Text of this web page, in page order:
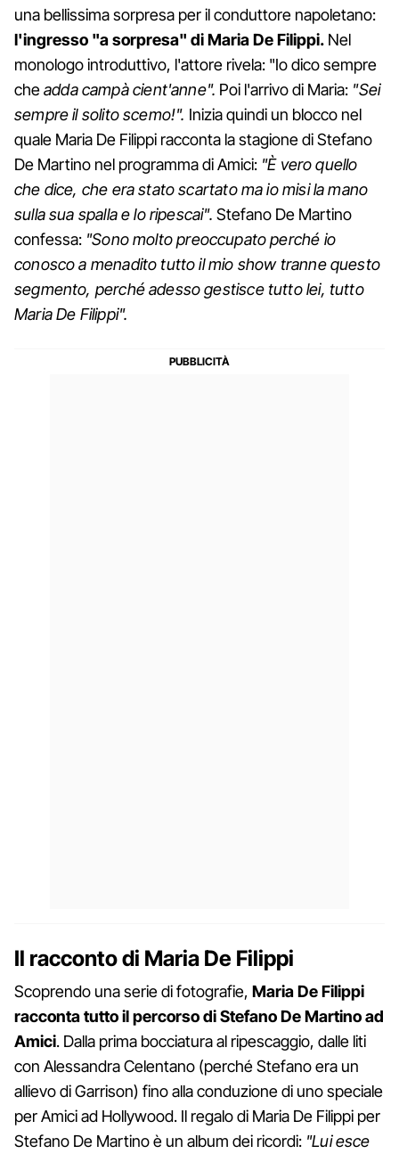
una bellissima sorpresa per il conduttore napoletano:
l'ingresso "a sorpresa" di Maria De Filippi. Nel
monologo introduttivo, l'attore rivela: "Io dico sempre
cheadda campà cient'anne". Poi l'arrivo di Maria: "Sei
sempre il solito scemo!". Inizia quindi un blocco nel
quale Maria De Filippi racconta la stagione di Stefano
De Martino nel programma di Amici: "È vero quello
che dice, che era stato scartato ma io misi la mano
sulla sua spalla e lo ripescai". Stefano De Martino
confessa: "Sono molto preoccupato perché io
conosco a menadito tutto il mio show tranne questo
segmento, perché adesso gestisce tutto lei, tutto
Maria De Filippi".
Il racconto di Maria De Filippi
Scoprendo una serie di fotografie, Maria De Filippi
racconta tutto il percorso di Stefano De Martino ad
Amici. Dalla prima bocciatura al ripescaggio, dalle liti
con Alessandra Celentano (perché Stefano era un
allievo di Garrison) fino alla conduzione di uno speciale
per Amici ad Hollywood. Il regalo di Maria De Filippi per
Stefano De Martino è un album dei ricordi: "Lui esce